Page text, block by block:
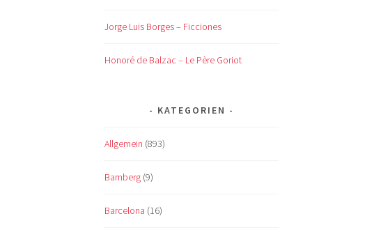
Jorge Luis Borges – Ficciones
Honoré de Balzac – Le Père Goriot
KATEGORIEN
Allgemein (893)
Bamberg (9)
Barcelona (16)